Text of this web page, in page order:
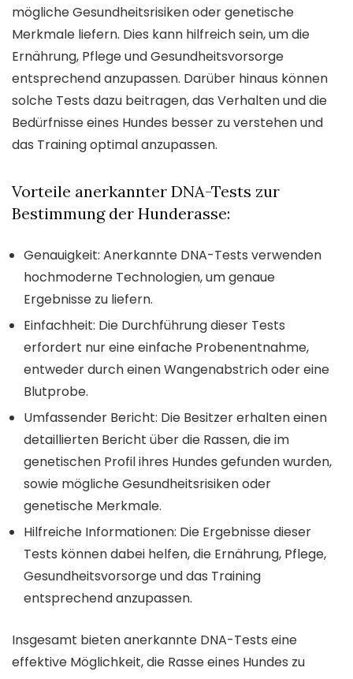
mögliche Gesundheitsrisiken oder genetische
Merkmale liefern. Dies kann hilfreich sein, um die
Ernährung, Pflege und Gesundheitsvorsorge
entsprechend anzupassen. Darüber hinaus können
solche Tests dazu beitragen, das Verhalten und die
Bedürfnisse eines Hundes besser zu verstehen und
das Training optimal anzupassen.
Vorteile anerkannter DNA-Tests zur
Bestimmung der Hunderasse:
Genauigkeit: Anerkannte DNA-Tests verwenden
hochmoderne Technologien, um genaue
Ergebnisse zu liefern.
Einfachheit: Die Durchführung dieser Tests
erfordert nur eine einfache Probenentnahme,
entweder durch einen Wangenabstrich oder eine
Blutprobe.
Umfassender Bericht: Die Besitzer erhalten einen
detaillierten Bericht über die Rassen, die im
genetischen Profil ihres Hundes gefunden wurden,
sowie mögliche Gesundheitsrisiken oder
genetische Merkmale.
Hilfreiche Informationen: Die Ergebnisse dieser
Tests können dabei helfen, die Ernährung, Pflege,
Gesundheitsvorsorge und das Training
entsprechend anzupassen.
Insgesamt bieten anerkannte DNA-Tests eine
effektive Möglichkeit, die Rasse eines Hundes zu